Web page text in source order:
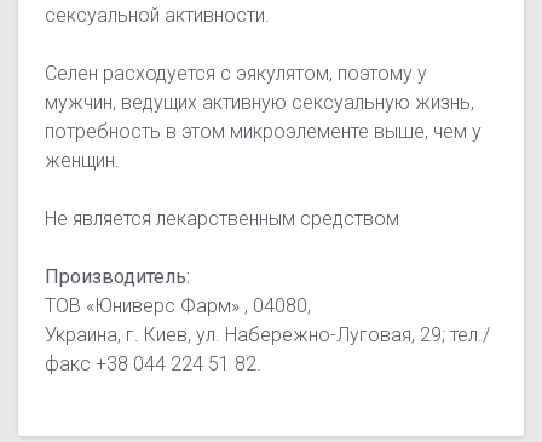
сексуальной активности.
Селен расходуется с эякулятом, поэтому у
мужчин, ведущих активную сексуальную жизнь,
потребность в этом микроэлементе выше, чем у
женщин.
Не является лекарственным средством
Производитель:
ТОВ «Юниверс Фарм» , 04080,
Украина, г. Киев, ул. Набережно-Луговая, 29; тел./
факс +38 044 224 51 82.